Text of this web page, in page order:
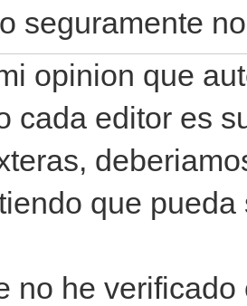
seguramente
opinion que
cada editor es
que
no he